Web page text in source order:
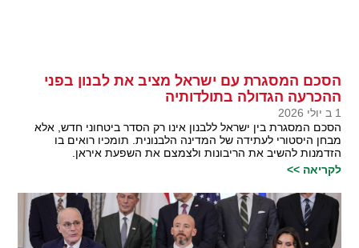
הסכם המסגרת עם ישראל מציב את לבנון בפני
ההכרעה הגדולה בתולדותיה
1 ב יולי 2026
הסכם המסגרת בין ישראל ללבנון אינו רק הסדר ביטחוני חדש, אלא
מבחן היסטורי לעתידה של המדינה הלבנונית. תומכיו רואים בו
הזדמנות להשיב את הריבונות ולצמצם את השפעת איראן.
לקריאה >>